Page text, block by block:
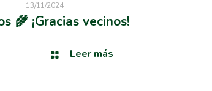
13/11/2024
🌾 ¡Gracias vecinos!
Leer más